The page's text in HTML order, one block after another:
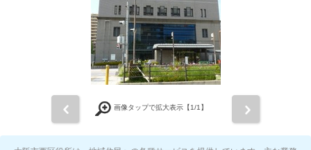
画像タップで拡大表示【1/1】